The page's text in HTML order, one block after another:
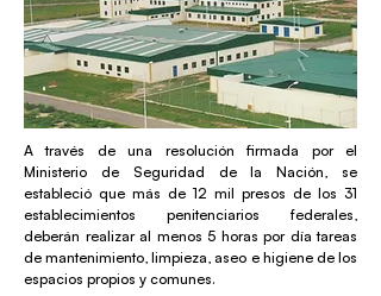
A través de una resolución firmada por el
Ministerio de Seguridad de la Nación, se
estableció que más de 12 mil presos de los 31
establecimientos penitenciarios federales,
deberán realizar al menos 5 horas por día tareas
de mantenimiento, limpieza, aseo e higiene de los
espacios propios y comunes.